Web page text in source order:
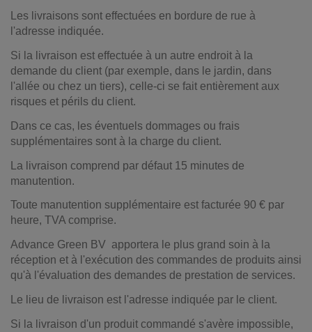
Les livraisons sont effectuées en bordure de rue à
l'adresse indiquée.
Si la livraison est effectuée à un autre endroit à la
demande du client (par exemple, dans le jardin, dans
l'allée ou chez un tiers), celle-ci se fait entièrement aux
risques et périls du client.
Dans ce cas, les éventuels dommages ou frais
supplémentaires sont à la charge du client.
La livraison comprend par défaut 15 minutes de
manutention.
Toute manutention supplémentaire est facturée 90 € par
heure, TVA comprise.
Advance Green BV apportera le plus grand soin à la
réception et à l'exécution des commandes de produits ainsi
qu'à l'évaluation des demandes de prestation de services.
Le lieu de livraison est l'adresse indiquée par le client.
Si la livraison d'un produit commandé s'avère impossible,